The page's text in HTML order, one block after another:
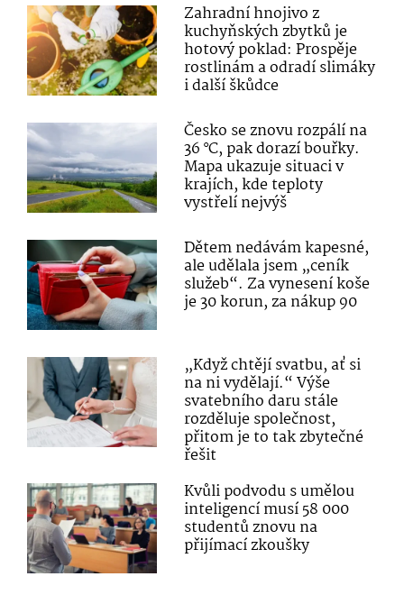
Zahradní hnojivo z
kuchyňských zbytků je
hotový poklad: Prospěje
rostlinám a odradí slimáky
i další škůdce
Česko se znovu rozpálí na
36 °C, pak dorazí bouřky.
Mapa ukazuje situaci v
krajích, kde teploty
vystřelí nejvýš
Dětem nedávám kapesné,
ale udělala jsem „ceník
služeb“. Za vynesení koše
je 30 korun, za nákup 90
„Když chtějí svatbu, ať si
na ni vydělají.“ Výše
svatebního daru stále
rozděluje společnost,
přitom je to tak zbytečné
řešit
Kvůli podvodu s umělou
inteligencí musí 58 000
studentů znovu na
přijímací zkoušky